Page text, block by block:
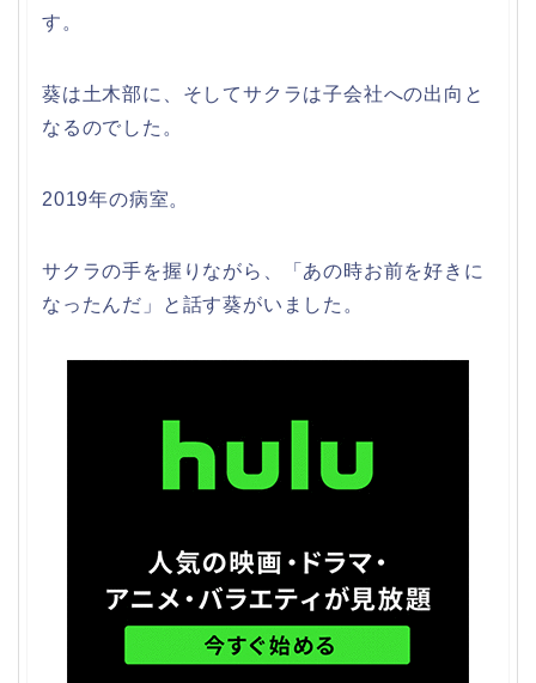
す。
葵は土木部に、そしてサクラは子会社への出向と
なるのでした。
2019年の病室。
サクラの手を握りながら、「あの時お前を好きに
なったんだ」と話す葵がいました。